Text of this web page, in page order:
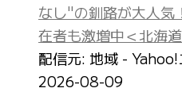
なし"の釧路が大人気
在者も激増中＜北海
配信元: 地域 - Yahoo!
2026-08-09